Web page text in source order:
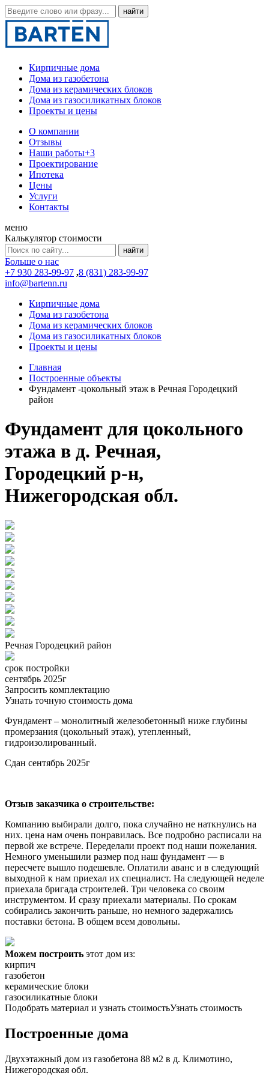
Кирпичные дома
Дома из газобетона
Дома из керамических блоков
Дома из газосиликатных блоков
Проекты и цены
О компании
Отзывы
Наши работы+3
Проектирование
Ипотека
Цены
Услуги
Контакты
меню
Калькулятор стоимости
Больше о нас
+7 930 283-99-97 ,8 (831) 283-99-97
info@bartenn.ru
Кирпичные дома
Дома из газобетона
Дома из керамических блоков
Дома из газосиликатных блоков
Проекты и цены
Главная
Построенные объекты
Фундамент -цокольный этаж в Речная Городецкий
район
Фундамент для цокольного
этажа в д. Речная,
Городецкий р-н,
Нижегородская обл.
Речная Городецкий район
срок постройки
сентябрь 2025г
Запросить комплектацию
Узнать точную стоимость дома
Фундамент – монолитный железобетонный ниже глубины
промерзания (цокольный этаж), утепленный,
гидроизолированный.
Сдан сентябрь 2025г
Отзыв заказчика о строительстве:
Компанию выбирали долго, пока случайно не наткнулись на
них. цена нам очень понравилась. Все подробно расписали на
первой же встрече. Переделали проект под наши пожелания.
Немного уменьшили размер под наш фундамент — в
пересчете вышло подешевле. Оплатили аванс и в следующий
выходной к нам приехал их специалист. На следующей неделе
приехала бригада строителей. Три человека со своим
инструментом. И сразу приехали материалы. По срокам
собирались закончить раньше, но немного задержались
поставки бетона. В общем всем довольны.
Можем построить этот дом из:
кирпич
газобетон
керамические блоки
газосиликатные блоки
Подобрать материал и узнать стоимостьУзнать стоимость
Построенные дома
Двухэтажный дом из газобетона 88 м2 в д. Климотино,
Нижегородская обл.